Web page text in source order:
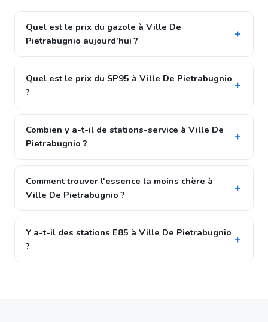
Quel est le prix du gazole à Ville De
Pietrabugnio aujourd'hui ?
Quel est le prix du SP95 à Ville De Pietrabugnio
?
Combien y a-t-il de stations-service à Ville De
Pietrabugnio ?
Comment trouver l'essence la moins chère à
Ville De Pietrabugnio ?
Y a-t-il des stations E85 à Ville De Pietrabugnio
?